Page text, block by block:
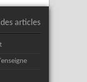
articles